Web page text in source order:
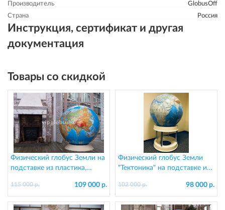
Производитель
GlobusOff
Страна
Россия
Инструкция, сертификат и другая
документация
Товары со скидкой
Физический глобус Земли на
подставке из пластика,
109 000 р.
115 000 р.
Физический глобус Земли
"Тектоника" на подставке из
98 000 р.
102 000 р.